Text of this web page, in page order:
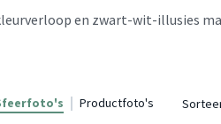
en zwart-wit-illusies
Productfoto's